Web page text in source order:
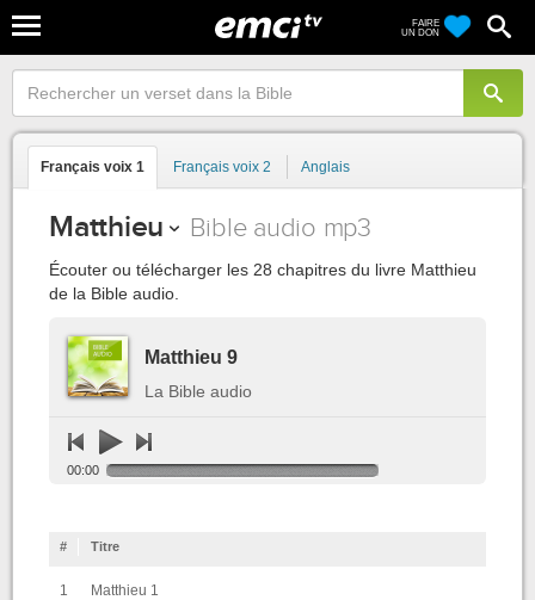
FAIRE
UN DON
Français voix 1 Français voix 2 Anglais
Matthieu Bible audio mp3
Écouter ou télécharger les 28 chapitres du livre Matthieu
de la Bible audio.
Matthieu 9
La Bible audio
00:00
# Titre
1 Matthieu 1